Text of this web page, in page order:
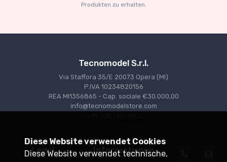
Produkten zu erhalten.
Tecnomodel S.r.l.
Via Staffora 35/E 20073 Opera (MI)
P.IVA 10234820156
REA MI1356865 - Cap. sociale €30.000,00
info@tecnomodelstore.com
Legal Informationen
Diese Website verwendet Cookies
Diese Website verwendet technische,